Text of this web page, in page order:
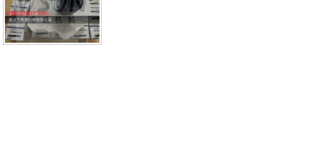
F.2063315SC33315SC3价格,3315SC3采购3315SC3价格,3